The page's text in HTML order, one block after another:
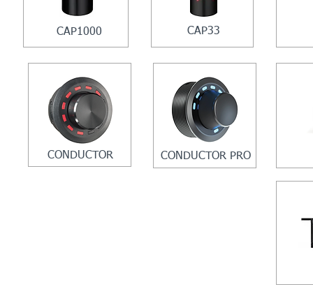
CAP1000 CAP33
CONDUCTOR CONDUCTOR PRO